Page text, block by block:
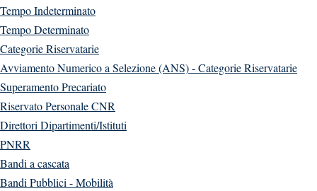
Tempo Indeterminato
Tempo Determinato
Categorie Riservatarie
Avviamento Numerico a Selezione (ANS) - Categorie Riservatarie
Superamento Precariato
Riservato Personale CNR
Direttori Dipartimenti/Istituti
PNRR
Bandi a cascata
Bandi Pubblici - Mobilità